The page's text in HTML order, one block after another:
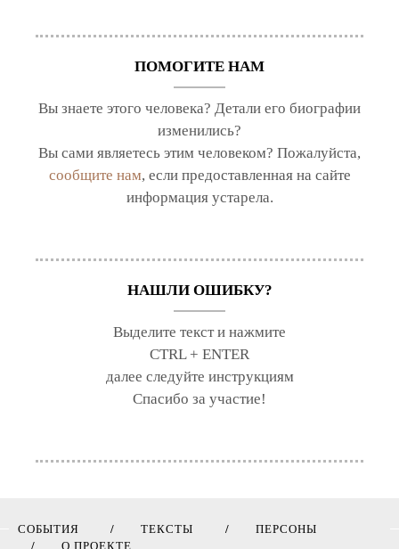
ПОМОГИТЕ НАМ
Вы знаете этого человека? Детали его биографии
изменились?
Вы сами являетесь этим человеком? Пожалуйста,
сообщите нам, если предоставленная на сайте
информация устарела.
НАШЛИ ОШИБКУ?
Выделите текст и нажмите
CTRL + ENTER
далее следуйте инструкциям
Спасибо за участие!
СОБЫТИЯ ТЕКСТЫ
ПЕРСОНЫ
О ПРОЕКТЕ